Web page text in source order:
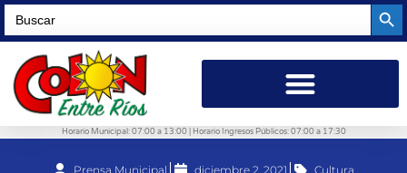
Search
for:
Horario Municipal: 07:00 a 13:00 | Horario Ingresos Públicos: 07:00 a 17:30
Prensa Municipal diciembre 2, 2021 Cultura